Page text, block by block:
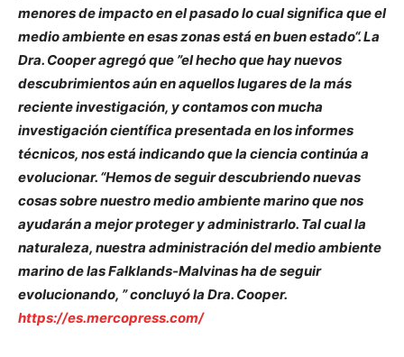
menores de impacto en el pasado lo cual significa que el
medio ambiente en esas zonas está en buen estado“. La
Dra. Cooper agregó que ”el hecho que hay nuevos
descubrimientos aún en aquellos lugares de la más
reciente investigación, y contamos con mucha
investigación científica presentada en los informes
técnicos, nos está indicando que la ciencia continúa a
evolucionar. “Hemos de seguir descubriendo nuevas
cosas sobre nuestro medio ambiente marino que nos
ayudarán a mejor proteger y administrarlo. Tal cual la
naturaleza, nuestra administración del medio ambiente
marino de las Falklands-Malvinas ha de seguir
evolucionando, ” concluyó la Dra. Cooper.
https://es.mercopress.com/